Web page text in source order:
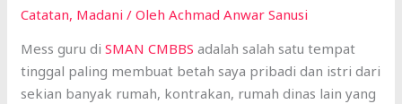
Catatan, Madani / OlehAchmad Anwar Sanusi
Mess guru diSMAN CMBBS adalah salah satu tempat
tinggal paling membuat betah saya pribadi dan istri dari
sekian banyak rumah, kontrakan, rumah dinas lain yang